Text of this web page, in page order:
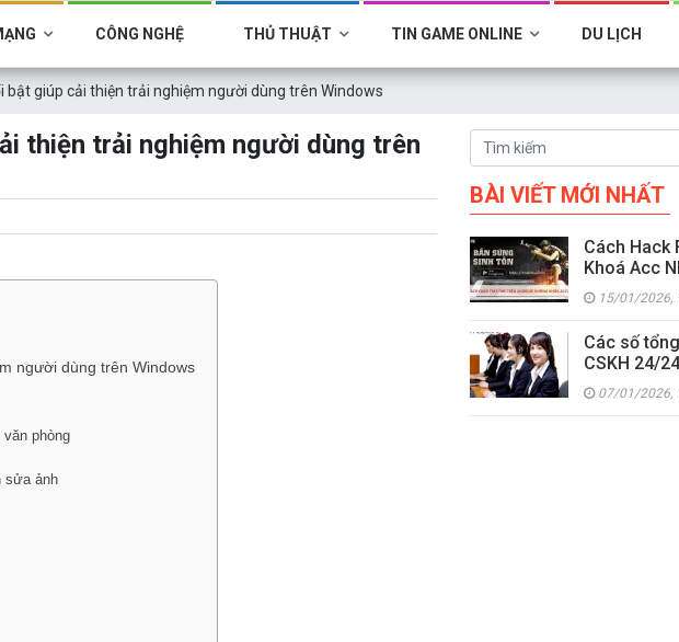
CÔNG NGHỆ THỦ THUẬT TIN GAME ONLINE DU LỊCH
bật giúp cải thiện trải nghiệm người dùng trên Windows
thiện trải nghiệm người dùng trên
người dùng trên Windows
phòng
sửa ảnh
BÀI VIẾT MỚI NHẤT
Cách Hack
Khoá Acc
15/01/2026,
Các số
CSKH 24/
07/01/2026,